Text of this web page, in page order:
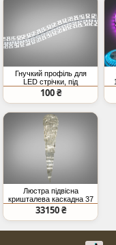
Гнучкий профіль для
LED стрічки, під
штукатурку (ціна за 3
метри)
100 ₴
Люстра підвісна
кришталева каскадна 37
ламп хром модель
82207
33150 ₴